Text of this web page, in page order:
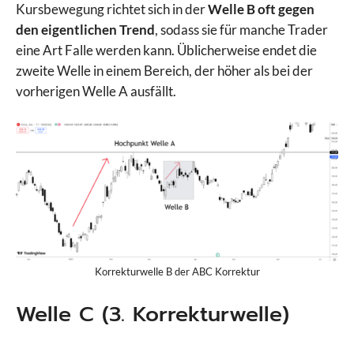
Kursbewegung richtet sich in derWelle B oft gegen
den eigentlichen Trend, sodass sie für manche Trader
eine Art Falle werden kann. Üblicherweise endet die
zweite Welle in einem Bereich, der höher als bei der
vorherigen Welle A ausfällt.
Korrekturwelle B der ABC Korrektur
Welle C (3. Korrekturwelle)